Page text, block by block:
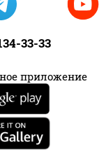
33-33
приложение
бульон куриный